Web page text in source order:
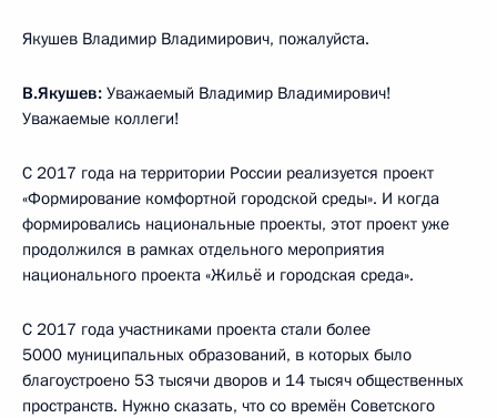
Якушев Владимир Владимирович, пожалуйста.
В.Якушев: Уважаемый Владимир Владимирович!
Уважаемые коллеги!
С 2017 года на территории России реализуется проект
«Формирование комфортной городской среды». И когда
формировались национальные проекты, этот проект уже
продолжился в рамках отдельного мероприятия
национального проекта «Жильё и городская среда».
С 2017 года участниками проекта стали более
5000 муниципальных образований, в которых было
благоустроено 53 тысячи дворов и 14 тысяч общественных
пространств. Нужно сказать, что со времён Советского